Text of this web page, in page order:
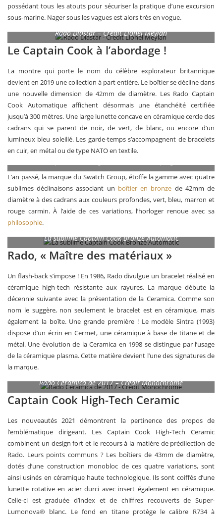
possédant tous les atouts pour sécuriser la pratique d’une excursion
sous-marine. Nager sous les vagues est alors très en vogue.
Rado Diastar – Crédit Lionel Meylan
Le Captain Cook à l’abordage !
La montre qui porte le nom du célèbre explorateur britannique
devient en 2019 une collection à part entière. Le boîtier se décline dans
une nouvelle dimension de 42mm de diamètre. Les Rado Captain
Cook Automatique affichent désormais une étanchéité certifiée
jusqu’à 300 mètres. Une large lunette concave en céramique cercle des
cadrans qui se parent de noir, de vert, de blanc, ou encore d’un
lumineux bleu soleillé. Les garde-temps s’accompagnent de bracelets
en cuir, en métal ou de type NATO en textile.
L’an passé, la marque du Swatch Group, étoffe la gamme avec quatre
sublimes déclinaisons associant un boîtier en bronze de 42mm de
diamètre à des cadrans aux couleurs profondes, vert, bleu, marron et
rouge carmin. À l’aide de ces variations, l’horloger renoue avec sa
philosophie.
La sublime Captain Cook Bronze Automatic
Rado, « Maître des matériaux »
Un flash-back s’impose ! En 1986, Rado divulgue un bracelet réalisé en
céramique high-tech résistante aux rayures. La marque débute la
décennie suivante avec la présentation de la Ceramica. Comme son
nom le suggère, non seulement le bracelet est en céramique, mais
également la boîte. Une grande première ! Le modèle Sintra (1993)
dispose d’un écrin en Cermet, une céramique à base de titane et de
métal. Une évolution de la Ceramica en 1998 se distingue par l’usage
de la céramique plasma. Cette matière devient l’une des signatures de
la marque.
Rado Ceramica de 2017 – Crédit Monochrome
Captain Cook High-Tech Ceramic
Les nouveautés 2021 démontrent la pertinence des propos de
l’emblématique dirigeant. Les Captain Cook High-Tech Ceramic
combinent un design fort et le recours à la matière de prédilection de
Rado. Leurs points communs ? Les boîtiers de 43mm de diamètre,
dotés d’une construction monobloc de ces quatre variations, sont
ainsi usinés en céramique haute technologique. Ils sont coiffés d’une
lunette rotative en acier durci avec insert également en céramique.
Celle-ci est graduée d’index et de chiffres recouverts de Super-
Lumonova® blanc. Le fond en titane protège le calibre R734 à